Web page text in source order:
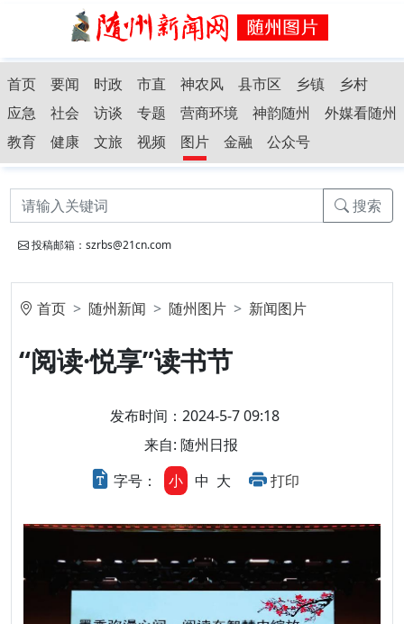
首页 要闻 时政 市直 神农风 县市区 乡镇
乡村
应急
社会 访谈 专题 营商环境 神韵随州
外媒看随州
教育
健康 文旅 视频 图片 金融 公众号
搜索
投稿邮箱：szrbs@21cn.com
首页 随州新闻 随州图片 新闻图片
“阅读·悦享”读书节
发布时间：2024-5-7 09:18
来自: 随州日报
字号：
小 中 大 打印